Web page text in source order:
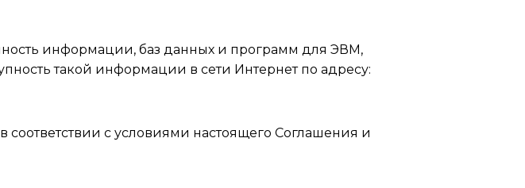
информации, баз данных и программ для ЭВМ,
такой информации в сети Интернет по адресу:
с условиями настоящего Соглашения и